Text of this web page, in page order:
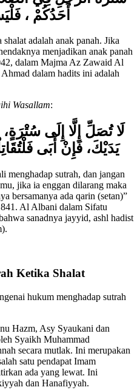
سُتْرَةُ الرَّجُلِ فِي
أَحَدُكُمْ ،
adalah anak panah. Jika
menjadikan anak panah
dalam Majma Az Zawaid Al
dalam hadits ini adalah
Wasallam
لَا تُصَلِّ إِلَّا إِلَى
يَدَيْكَ، فَإِنْ أَبَى
menghadap sutrah, dan jangan
jika ia enggan dilarang maka
bersamanya ada qarin (setan)”
Al Albani dalam Sifatu
sanadnya jayyid, ashl hadist
hukum menghadap sutrah
Hazm, Asy Syaukani dan
Syaikh Muhammad
secara mutlak. Ini merupakan
satu pendapat Imam
ada yang lewat. Ini